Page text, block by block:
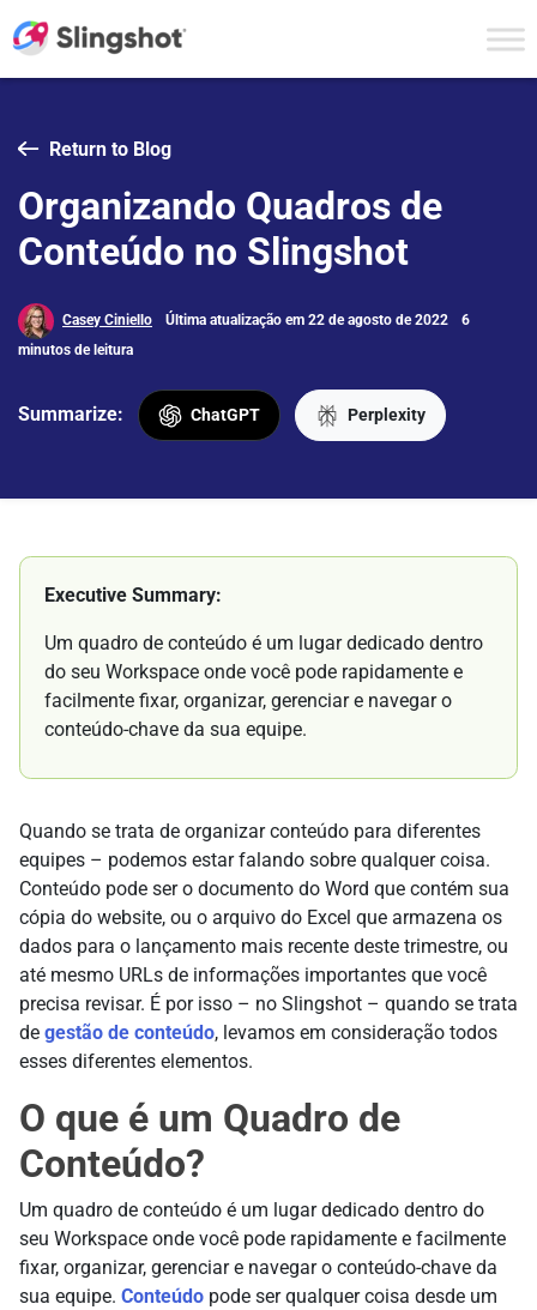
Return to Blog
Organizando Quadros de
Conteúdo no Slingshot
Casey Ciniello Última atualização em 22 de agosto de 2022
6
minutos de leitura
Summarize: ChatGPT Perplexity
Executive Summary:
Um quadro de conteúdo é um lugar dedicado dentro
do seu Workspace onde você pode rapidamente e
facilmente fixar, organizar, gerenciar e navegar o
conteúdo-chave da sua equipe.
Quando se trata de organizar conteúdo para diferentes
equipes – podemos estar falando sobre qualquer coisa.
Conteúdo pode ser o documento do Word que contém sua
cópia do website, ou o arquivo do Excel que armazena os
dados para o lançamento mais recente deste trimestre, ou
até mesmo URLs de informações importantes que você
precisa revisar. É por isso – no Slingshot – quando se trata
de gestão de conteúdo, levamos em consideração todos
esses diferentes elementos.
O que é um Quadro de
Conteúdo?
Um quadro de conteúdo é um lugar dedicado dentro do
seu Workspace onde você pode rapidamente e facilmente
fixar, organizar, gerenciar e navegar o conteúdo-chave da
sua equipe. Conteúdo pode ser qualquer coisa desde um